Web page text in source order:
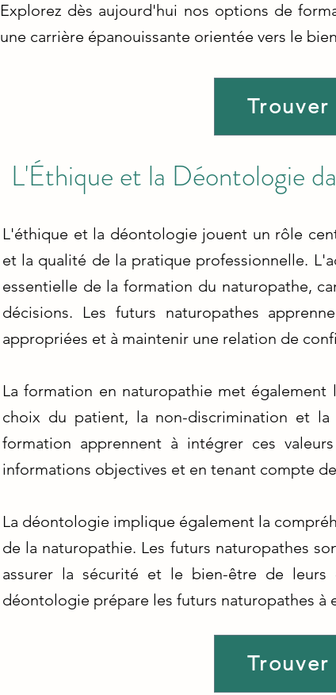
Explorez dès aujourd'hui nos options de
une carrière épanouissante orientée vers le
L'Éthique et la Déontologie
L'éthique et la déontologie jouent un rôle
et la qualité de la pratique professionnelle.
essentielle de la formation du naturopathe,
décisions. Les futurs naturopathes
appropriées et à maintenir une relation de
La formation en naturopathie met
choix du patient, la non-discrimination et
formation apprennent à intégrer ces
informations objectives et en tenant compte
La déontologie implique également la
de la naturopathie. Les futurs naturopathes
assurer la sécurité et le bien-être de
déontologie prépare les futurs naturopathes